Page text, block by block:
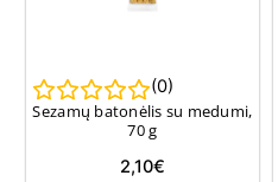
(0)
Sezamų batonėlis su medumi,
70 g
2,10€